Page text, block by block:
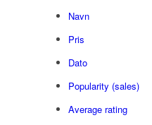
Navn
Pris
Dato
Popularity (sales)
Average rating